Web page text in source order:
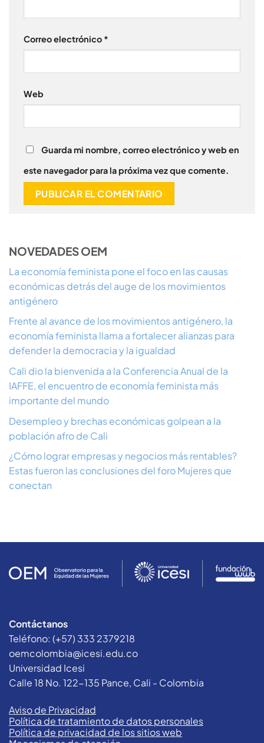
Correo electrónico *
Web
Guarda mi nombre, correo electrónico y web en
este navegador para la próxima vez que comente.
NOVEDADES OEM
La economía feminista pone el foco en las causas
económicas detrás del auge de los movimientos
antigénero
Frente al avance de los movimientos antigénero, la
economía feminista llama a fortalecer alianzas para
defender la democracia y la igualdad
Cali dio la bienvenida a la Conferencia Anual de la
IAFFE, el encuentro de economía feminista más
importante del mundo
Desempleo y brechas económicas golpean a la
población afro de Cali
¿Cómo lograr empresas y negocios más rentables?
Estas fueron las conclusiones del foro Mujeres que
conectan
Contáctanos
Teléfono: (+57) 333 2379218
oemcolombia@icesi.edu.co
Universidad Icesi
Calle 18 No. 122-135 Pance, Cali - Colombia
Aviso de Privacidad
Política de tratamiento de datos personales
Política de privacidad de los sitios web